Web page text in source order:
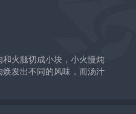
火腿切成小块，小火慢炖
发出不同的风味，而汤汁